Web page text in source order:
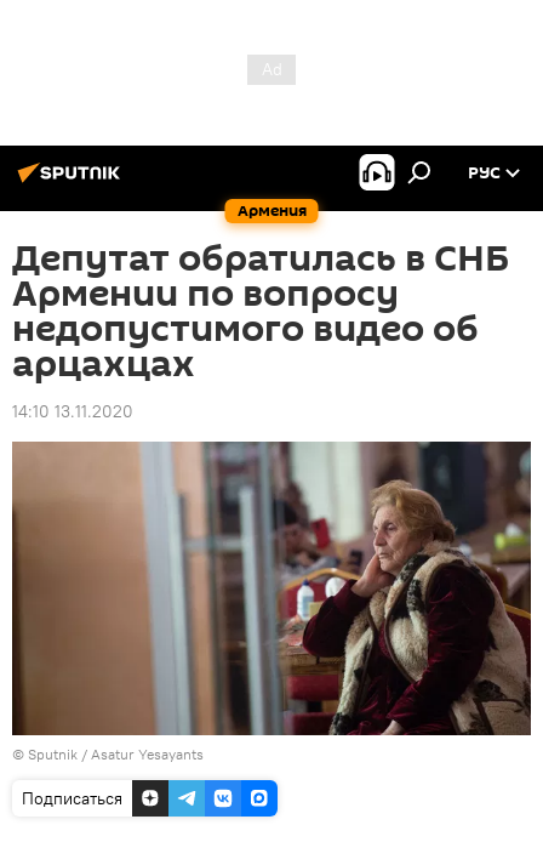
Армения
РУС
Депутат обратилась в СНБ
Армении по вопросу
недопустимого видео об
арцахцах
14:10 13.11.2020
© Sputnik / Asatur Yesayants
Подписаться